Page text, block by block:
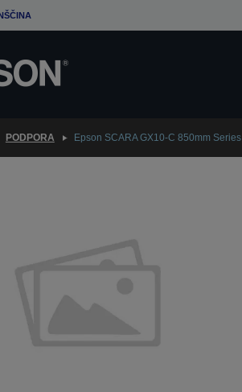
PODPORA Epson SCARA GX10-C 850mm Series